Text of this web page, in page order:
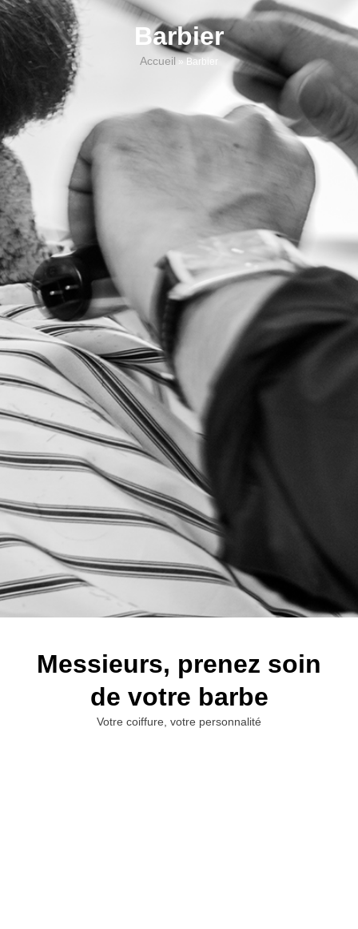
Barbier
Accueil »Barbier
Messieurs, prenez soin
de votre barbe
Votre coiffure, votre personnalité